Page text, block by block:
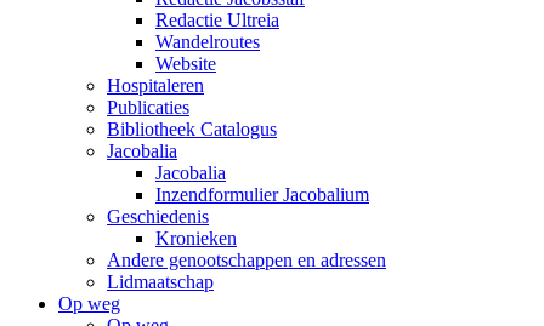
Redactie Ultreia
Wandelroutes
Website
Hospitaleren
Publicaties
Bibliotheek Catalogus
Jacobalia
Jacobalia
Inzendformulier Jacobalium
Geschiedenis
Kronieken
Andere genootschappen en adressen
Lidmaatschap
Op weg